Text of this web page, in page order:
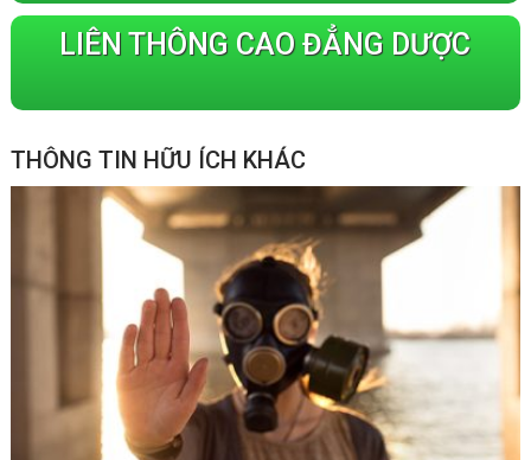
LIÊN THÔNG CAO ĐẲNG DƯỢC
THÔNG TIN HỮU ÍCH KHÁC